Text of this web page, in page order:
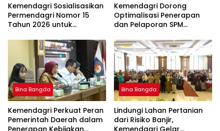
Kemendagri Sosialisasikan
Permendagri Nomor 15
Tahun 2026 untuk
Perumahan kepada
Pemerintah Daerah
Kemendagri Dorong
Optimalisasi Penerapan
dan Pelaporan SPM
Selatan Tahun 2026
Bina Bangda
Kemendagri Perkuat Peran
Pemerintah Daerah dalam
Bina Bangda
Lindungi Lahan Pertanian
dari Risiko Banjir,